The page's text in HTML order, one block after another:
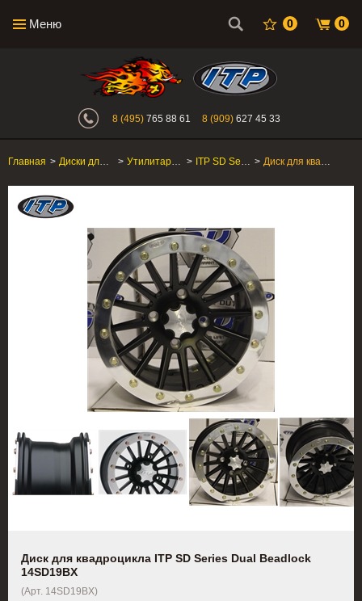
Меню 0 0
Интернет-магазин "Поросенок".
8 (495) 765 88 61 8 (909) 627 45 33
Главная > Диски для квадроцикла > Утилитарные ATV/SxS > ITP SD Series Beadlock > Диск для квадроцикла ITP SD Series Dual Beadlock 14SD19BX
Диск для квадроцикла ITP SD Series Dual Beadlock
14SD19BX
(Арт. 14SD19BX)